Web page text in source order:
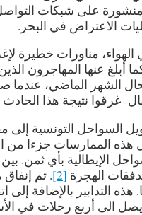
على شبكات
الاعتراض في البحر.
مناورات خطيرة
أبلغ عنها المهاجرون
الشهر الماضي،
غرقوا نتيجة هذا
السواحل التونسية
هذه الممارسات جزءا من
الهجرة [2]
. تم
التدابير بالإضافة إلى
الى أربع رحلات في